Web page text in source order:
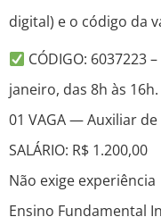
digital) e o código da
CÓDIGO: 6037223
janeiro, das 8h às 16h.
01 VAGA — Auxiliar
SALÁRIO: R$ 1.200,00
Não exige experiência
Ensino Fundamental